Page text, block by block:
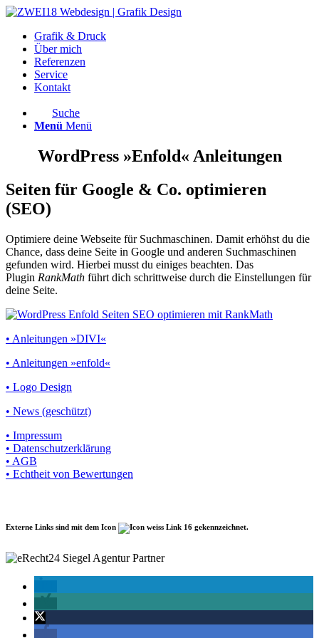
Grafik & Druck
Über mich
Referenzen
Service
Kontakt
Suche
Menü Menü
WordPress »Enfold« Anleitungen
Seiten für Google & Co. optimieren
(SEO)
Optimiere deine Webseite für Suchmaschinen. Damit erhöhst du die
Chance, dass deine Seite in Google und anderen Suchmaschinen
gefunden wird. Hierbei musst du einiges beachten. Das
Plugin RankMath führt dich schrittweise durch die Einstellungen für
deine Seite.
• Anleitungen »DIVI«
• Anleitungen »enfold«
• Logo Design
• News (geschützt)
• Impressum
• Datenschutzerklärung
• AGB
• Echtheit von Bewertungen
Externe Links sind mit dem Icon gekennzeichnet.